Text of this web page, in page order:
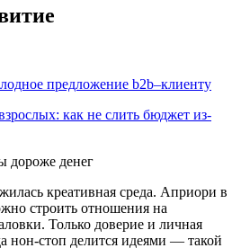
предложение b2b–клиенту
как не слить бюджет из-
креативная среда. Априори в
строить отношения на
Только доверие и личная
нон-стоп делится идеями — такой